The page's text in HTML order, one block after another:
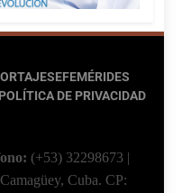
EFEMÉRIDES
POLÍTICA DE PRIVACIDAD
(+53) 32298673 |
Cuba. CP: